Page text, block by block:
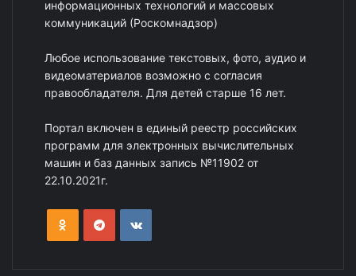
информационных технологий и массовых
коммуникаций (Роскомнадзор)
Любое использование текстовых, фото, аудио и
видеоматериалов возможно с согласия
правообладателя. Для детей старше 16 лет.
Портал включен в единый реестр российских
программ для электронных вычислительных
машин и баз данных запись №11902 от
22.10.2021г.